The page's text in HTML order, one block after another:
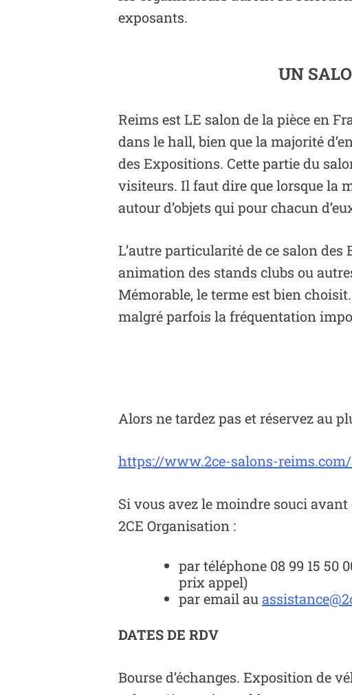
exposants.
UN
Reims est LE salon de la pièce en
dans le hall, bien que la majorité
des Expositions. Cette partie du
visiteurs. Il faut dire que lorsque la
autour d’objets qui pour chacun
L’autre particularité de ce salon des
animation des stands clubs ou
Mémorable, le terme est bien
malgré parfois la fréquentation
Alors ne tardez pas et réservez au
https://www.2ce-salons-
Si vous avez le moindre souci avant
2CE Organisation :
par téléphone 08 99 15 50
prix appel)
par email au
DATES DE RDV
Bourse d’échanges. Exposition de